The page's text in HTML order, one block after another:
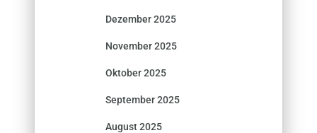
Dezember 2025
November 2025
Oktober 2025
September 2025
August 2025